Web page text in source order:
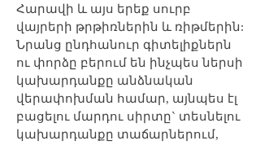
Հարավի և այս երեք սուրբ
վայրերի թրթիռներին և ռիթմերին:
Նրանց ընդհանուր գիտելիքներն
ու փորձը բերում են ինչպես ներսի
կախարդանքը անձնական
վերափոխման համար, այնպես էլ
բացելու մարդու սիրտը` տեսնելու
կախարդանքը տաճարներում,